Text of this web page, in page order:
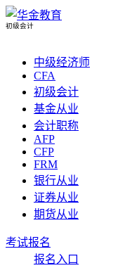
初级会计
中级经济师
CFA
初级会计
基金从业
会计职称
AFP
CFP
FRM
银行从业
证券从业
期货从业
考试报名
报名入口